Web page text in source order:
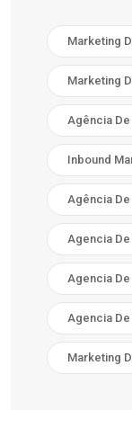
Marketing
Marketing
Agência
Inbound
Agência
Agencia
Agencia De
Agencia
Marketing